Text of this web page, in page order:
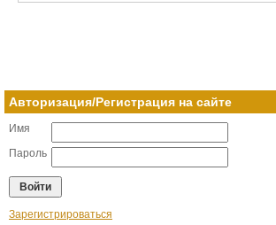
Авторизация/Регистрация на сайте
Имя
Пароль
Зарегистрироваться